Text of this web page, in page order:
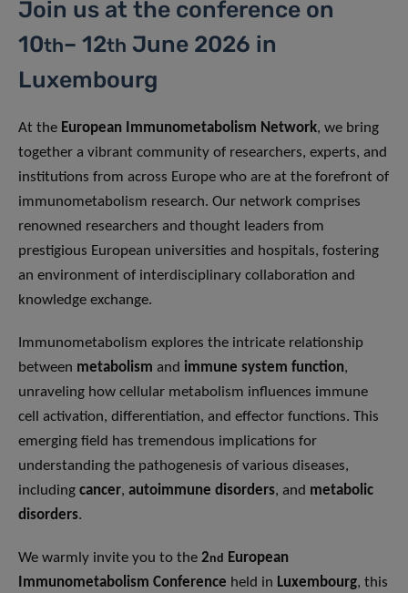
Join us at the conference on
10th– 12th June 2026 in
Luxembourg
At the European Immunometabolism Network, we bring
together a vibrant community of researchers, experts, and
institutions from across Europe who are at the forefront of
immunometabolism research. Our network comprises
renowned researchers and thought leaders from
prestigious European universities and hospitals, fostering
an environment of interdisciplinary collaboration and
knowledge exchange.
Immunometabolism explores the intricate relationship
between metabolism and immune system function,
unraveling how cellular metabolism influences immune
cell activation, differentiation, and effector functions. This
emerging field has tremendous implications for
understanding the pathogenesis of various diseases,
including cancer, autoimmune disorders, and metabolic
disorders.
We warmly invite you to the 2nd European
Immunometabolism Conference held in Luxembourg, this